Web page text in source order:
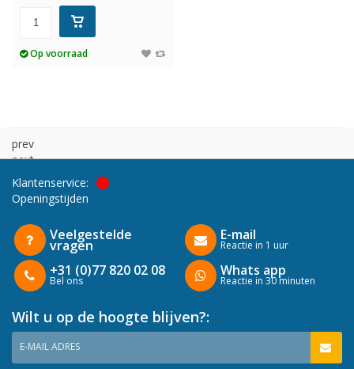
Op voorraad
prev
next
Klantenservice:
Openingstijden
Veelgestelde
vragen
+31 (0)77 820 02 08
Bel ons
E-mail
Reactie in 1 uur
Whats app
Reactie in 30 minuten
Wilt u op de hoogte blijven?:
E-MAIL ADRES